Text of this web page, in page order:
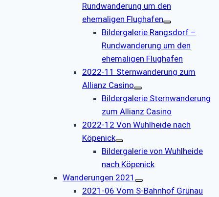
Rundwanderung um den
ehemaligen Flughafen
Bildergalerie Rangsdorf –
Rundwanderung um den
ehemaligen Flughafen
2022-11 Sternwanderung zum
Allianz Casino
Bildergalerie Sternwanderung
zum Allianz Casino
2022-12 Von Wuhlheide nach
Köpenick
Bildergalerie von Wuhlheide
nach Köpenick
Wanderungen 2021
2021-06 Vom S-Bahnhof Grünau